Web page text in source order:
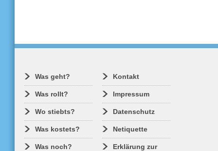
Was geht?
Was rollt?
Wo stiebts?
Was kostets?
Was noch?
Kontakt
Impressum
Datenschutz
Netiquette
Erklärung zur